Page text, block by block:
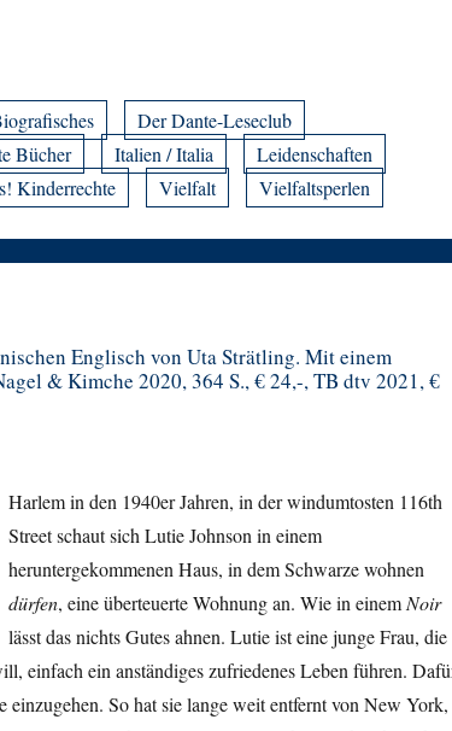
Der Dante-Leseclub
Bücher Italien / Italia
Leidenschaften
Kinderrechte Vielfalt
Vielfaltsperlen
Englisch von Uta Strätling. Mit einem
& Kimche 2020, 364 S., € 24,-, TB dtv 2021, €
Harlem in den 1940er Jahren, in der windumtosten 116th
Street schaut sich Lutie Johnson in einem
heruntergekommenen Haus, in dem Schwarze wohnen
dürfen, eine überteuerte Wohnung an. Wie in einemNoir
lässt das nichts Gutes ahnen. Lutie ist eine junge Frau, die
einfach ein anständiges zufriedenes Leben führen.
einzugehen. So hat sie lange weit entfernt von New York,